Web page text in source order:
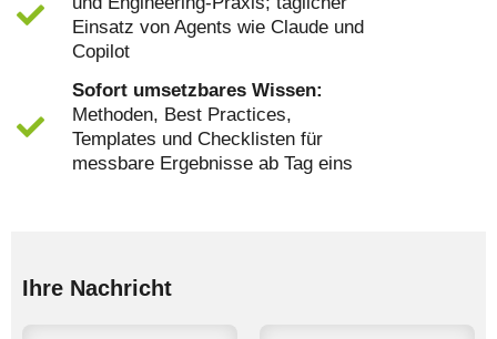
Einsatz von Agents wie Claude und
Copilot
Sofort umsetzbares Wissen:
Methoden, Best Practices,
Templates und Checklisten für
messbare Ergebnisse ab Tag eins
Ihre Nachricht